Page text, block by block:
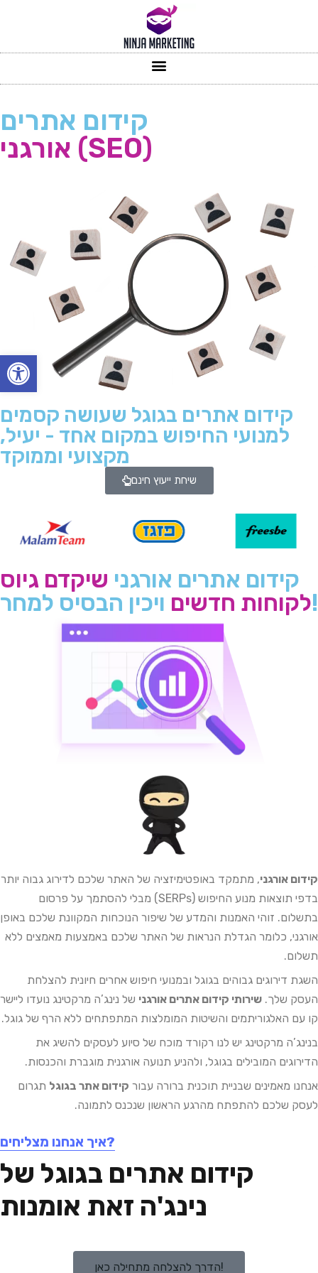
Open toolbar
קידום אתרים
אורגני (SEO)
קידום אתרים בגוגל שעושה קסמים
למנועי החיפוש במקום אחד - יעיל,
מקצועי וממוקד
שיחת ייעוץ חינם
קידום אתרים אורגני שיקדם גיוס
לקוחות חדשיםויכין הבסיס למחר!
קידום אורגני, מתמקד באופטימיזציה של האתר שלכם לדירוג גבוה יותר
בדפי תוצאות מנוע החיפוש (SERPs) מבלי להסתמך על פרסום
בתשלום. זוהי האמנות והמדע של שיפור הנוכחות המקוונת שלכם באופן
אורגני, כלומר הגדלת הנראות של האתר שלכם באמצעות מאמצים ללא
תשלום.
השגת דירוגים גבוהים בגוגל ובמנועי חיפוש אחרים חיונית להצלחת
העסק שלך. שירותי קידום אתרים אורגני של נינג’ה מרקטינג נועדו ליישר
קו עם האלגוריתמים והשיטות המומלצות המתפתחים ללא הרף של גוגל.
בנינג’ה מרקטינג יש לנו רקורד מוכח של סיוע לעסקים להשיג את
הדירוגים המובילים בגוגל, ולהניע תנועה אורגנית מוגברת והכנסות.
אנחנו מאמינים שבניית תוכנית ברורה עבור קידום אתר בגוגל תגרום
לעסק שלכם להתפתח מהרגע הראשון שנכנס לתמונה.
איך אנחנו מצליחים?
קידום אתרים בגוגל של
נינג'ה זאת אומנות
הדרך להצלחה מתחילה כאן!